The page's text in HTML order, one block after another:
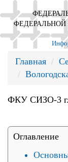
Главная
ФКУ СИЗО-3 г.
Оглавление